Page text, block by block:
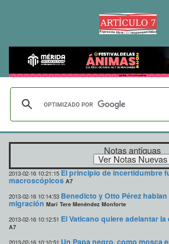
Notas antiguas
2013-02-16 10:21:15 El principio de incertidumbre
macroscópicos A7
2013-02-16 10:14:53 Benedicto y Otto Pérez
migración Mari Tere Menéndez Monforte
2013-02-16 10:12:51 El Vaticano quiere adelantar
A7
2013-02-16 10:10:51 Un Papa negro, como mosca